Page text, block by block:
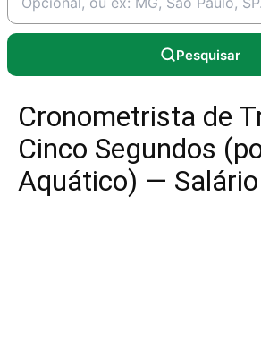
Pesquisar
Cronometrista de
Cinco Segundos
Aquático) —